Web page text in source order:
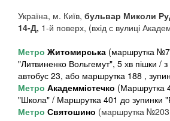
Україна, м. Київ, бульвар Миколи
14-Д, 1-й поверх, (вхід с вулиці
Метро Житомирська (маршрутка
"Литвиненко Вольгемут", 5 хв пішки /
автобус 23, або маршрутка 188 ,
Метро Академмістечко (Маршрутка
"Школа" / Маршрутка 401 до зупинки
Метро Святошино (маршрутка №203